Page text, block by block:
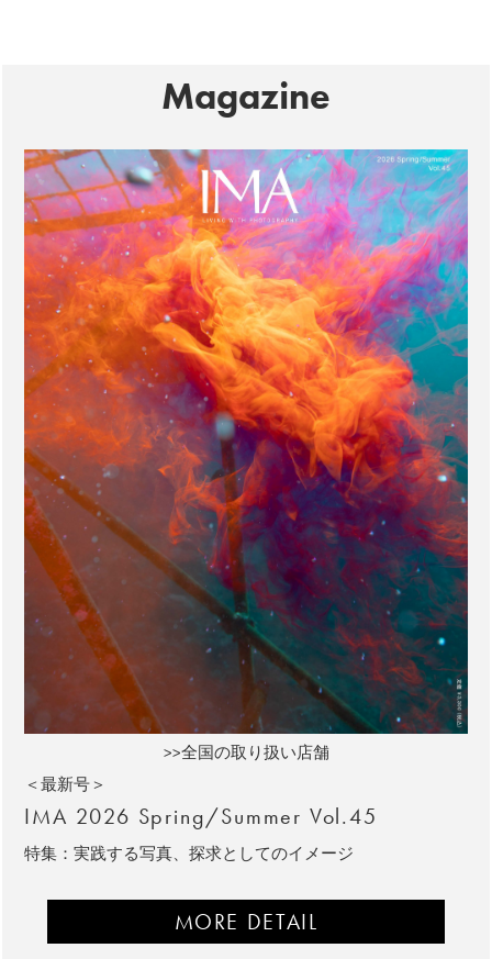
Magazine
>>全国の取り扱い店舗
＜最新号＞
IMA 2026 Spring/Summer Vol.45
特集：実践する写真、探求としてのイメージ
MORE DETAIL